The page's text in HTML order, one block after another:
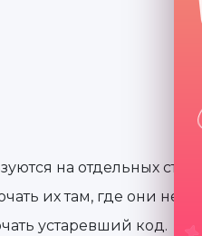
на отдельных
их там, где они не
устаревший код.